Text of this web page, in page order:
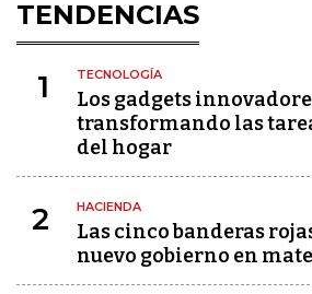
TENDENCIAS
1 TECNOLOGÍA
Los gadgets
transformando las
del hogar
2 HACIENDA
Las cinco banderas
nuevo gobierno en